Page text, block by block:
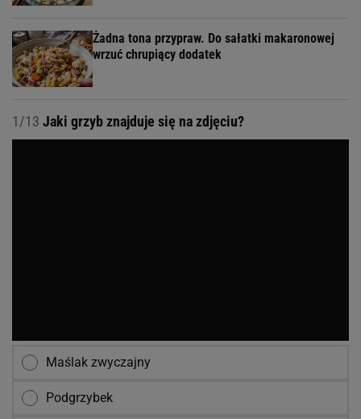
Żadna tona przypraw. Do sałatki makaronowej
wrzuć chrupiący dodatek
1/13 Jaki grzyb znajduje się na zdjęciu?
Maślak zwyczajny
Podgrzybek